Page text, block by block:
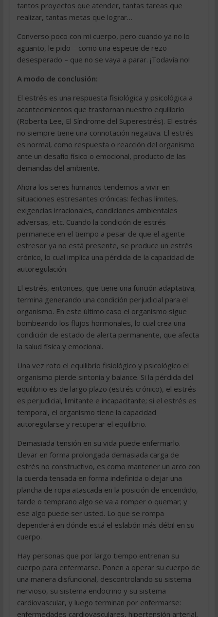
tantos proyectos que atender, tantas tareas que
realizar, tantas metas que lograr…
Converso poco con mi cuerpo, pero cuando ya no lo
aguanto, le pido – como una especie de rezo
desesperado – que no se vaya a parar. ¡Todavía no!
A modo de conclusión:
El estrés es una respuesta fisiológica y psicológica a
acontecimientos que trastornan nuestro equilibrio
(Roberta Lee, El Síndrome del Superestrés). El estrés
no siempre tiene una connotación negativa. El estrés
es normal, como respuesta o reacción del organismo
ante un desafío físico o emocional, producto de las
demandas del ambiente.
Ahora los seres humanos tendemos a vivir en
situaciones estresantes crónicas: fechas límites,
exigencias irracionales, condiciones ambientales
adversas, etc. Cuando la condición de estrés
permanece en el tiempo a pesar de que el agente
estresor ya no está presente, se produce un estrés
crónico, lo cual implica una pérdida de la capacidad de
autoregulación.
El estrés, entonces, que tiene una función adaptativa,
termina generando una condición perjudicial para el
organismo. En este último caso el organismo sigue
bombeando los flujos hormonales, lo cual crea una
condición de estado de alerta permanente, que afecta
la salud física y emocional.
Una vez roto el equilibrio fisiológico y psicológico el
organismo pierde sintonía y balance. Si la pérdida del
equilibrio es de largo plazo (estrés crónico), el estrés
es perjudicial, limitante e incapacitante; si el estrés es
temporal, el organismo tiene la capacidad
autoregularse y recuperar el equilibrio.
Demasiada tensión en su vida puede enfermarlo.
Llevar en forma prolongada demasiada carga de
estrés no constructivo, es como mantener un arco con
la cuerda tensada en forma indefinida o dejar una
plancha de ropa atascada en la posición de encendido,
tarde o temprano algo se va a romper o quemar; y
ese algo puede ser usted. Lo que se rompa
dependerá en dónde está el eslabón más débil en su
cuerpo.
Hay personas que por largo tiempo entrenan su
cuerpo para enfermarse. Ponen a operar su cuerpo de
una manera disfuncional, descontrolando su sistema
nervioso, su sistema endocrino y su sistema
cardiovascular, y luego terminan por enfermarse:
enfermedades cardiovasculares, hipertensión arterial,